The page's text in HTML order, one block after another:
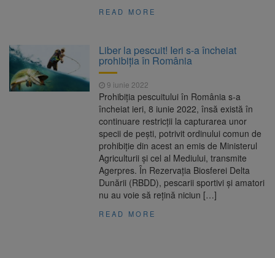
READ MORE
Liber la pescuit! Ieri s-a încheiat
prohibiția în România
9 iunie 2022
Prohibiţia pescuitului în România s-a
încheiat ieri, 8 iunie 2022, însă există în
continuare restricţii la capturarea unor
specii de peşti, potrivit ordinului comun de
prohibiţie din acest an emis de Ministerul
Agriculturii şi cel al Mediului, transmite
Agerpres. În Rezervaţia Biosferei Delta
Dunării (RBDD), pescarii sportivi şi amatori
nu au voie să reţină niciun […]
READ MORE